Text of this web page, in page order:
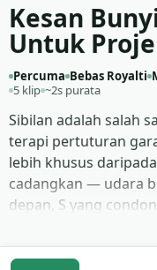
Kesan
Untuk
Percuma Bebas Royalti
5 klip ~2s purata
Sibilan adalah salah
terapi pertuturan
lebih khusus
cadangkan — udara
depan, S yang
pada mikrofon